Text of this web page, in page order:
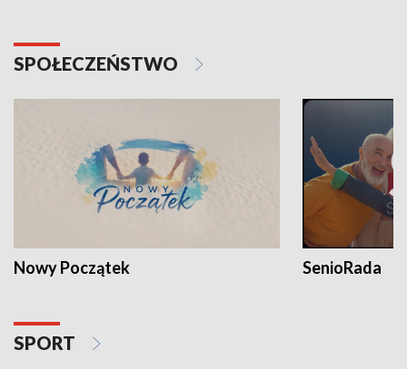
SPOŁECZEŃSTWO
Nowy Początek SenioRada
SPORT